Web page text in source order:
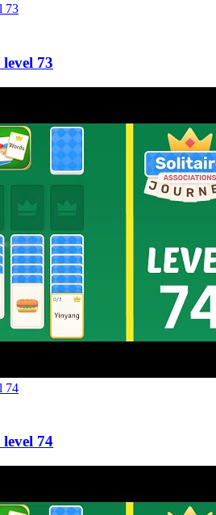
73
73
74
74